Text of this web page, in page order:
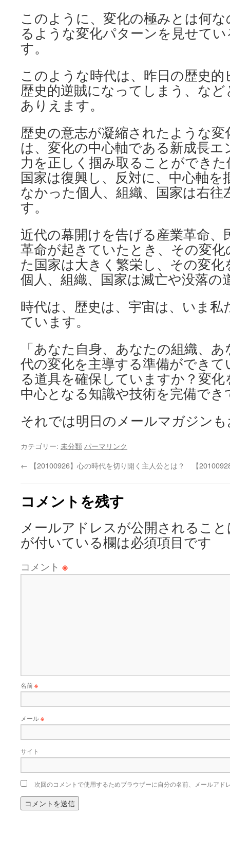
このように、変化の極みとは何
るような変化パターンを見せて
す。
このような時代は、昨日の歴史
歴史的逆賊になってしまう、な
ありえます。
歴史の意志が凝縮されたような
は、変化の中心軸である新成長
力を正しく掴み取ることができ
国家は復興し、反対に、中心軸
なかった個人、組織、国家は右
す。
近代の幕開けを告げる産業革命、
革命が起きていたとき、その変
た国家は大きく繁栄し、その変
個人、組織、国家は滅亡や没落の
時代は、歴史は、宇宙は、いま
ています。
「あなた自身、あなたの組織、
代の変化を主導する準備ができ
る道具を確保していますか？変
中心となる知識や技術を完備で
それでは明日のメールマガジン
カテゴリー: 未分類 パーマリンク
← 【20100926】心の時代を切り開く主人公とは？ 【
コメントを残す
メールアドレスが公開されるこ
が付いている欄は必須項目です
コメント ※
名前※
メール※
サイト
次回のコメントで使用するためブラウザーに自分の名前、メールアド